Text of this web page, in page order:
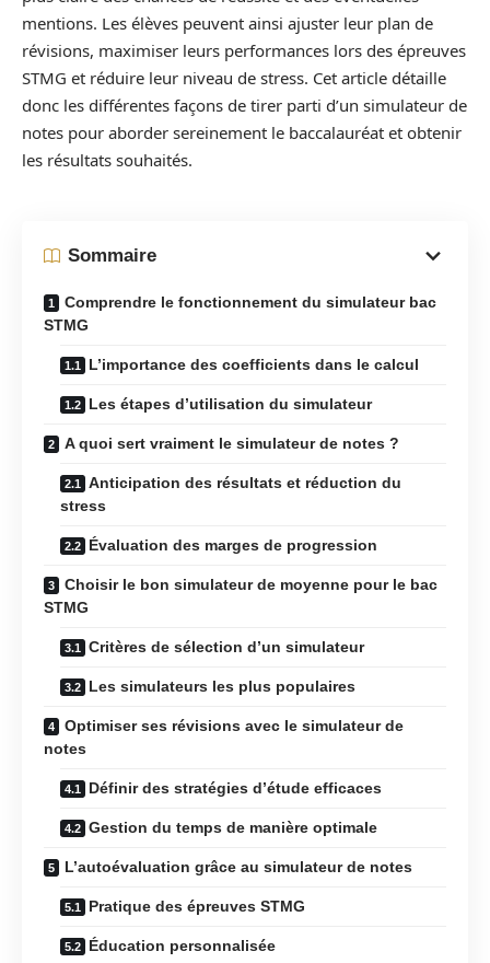
mentions. Les élèves peuvent ainsi ajuster leur plan de
révisions, maximiser leurs performances lors des épreuves
STMG et réduire leur niveau de stress. Cet article détaille
donc les différentes façons de tirer parti d’un simulateur de
notes pour aborder sereinement le baccalauréat et obtenir
les résultats souhaités.
Sommaire
Comprendre le fonctionnement du simulateur bac
STMG
L’importance des coefficients dans le calcul
Les étapes d’utilisation du simulateur
A quoi sert vraiment le simulateur de notes ?
Anticipation des résultats et réduction du
stress
Évaluation des marges de progression
Choisir le bon simulateur de moyenne pour le bac
STMG
Critères de sélection d’un simulateur
Les simulateurs les plus populaires
Optimiser ses révisions avec le simulateur de
notes
Définir des stratégies d’étude efficaces
Gestion du temps de manière optimale
L’autoévaluation grâce au simulateur de notes
Pratique des épreuves STMG
Éducation personnalisée